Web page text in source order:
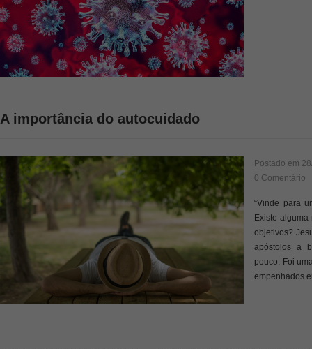
A importância do autocuidado
Postado em
0 Comentário
“Vinde para
Existe
objetivos?
apóstolos a
pouco. Foi
empenhados